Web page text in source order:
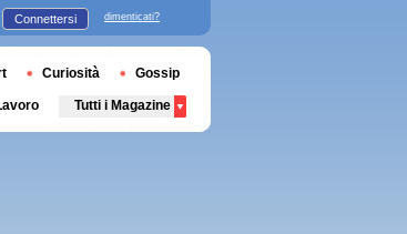
Connettersi dimenticati?
Curiosità Gossip
Tutti i Magazine